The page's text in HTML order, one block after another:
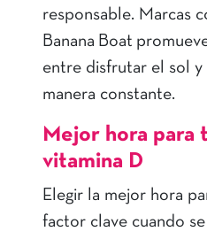
responsable. Marcas
Banana Boat
entre disfrutar el sol y
manera constante.
Mejor hora para
vitamina D
Elegir la mejor hora
factor clave cuando se